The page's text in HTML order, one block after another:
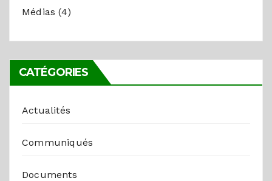
Médias (4)
CATÉGORIES
Actualités
Communiqués
Documents